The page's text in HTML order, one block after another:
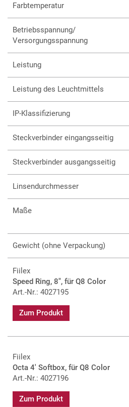
Farbtemperatur
Betriebsspannung/
Versorgungsspannung
Leistung
Leistung des Leuchtmittels
IP-Klassifizierung
Steckverbinder eingangsseitig
Steckverbinder ausgangsseitig
Linsendurchmesser
Maße
Gewicht (ohne Verpackung)
Fiilex
Speed Ring, 8", für Q8 Color
Art.-Nr.: 4027195
Zum Produkt
Fiilex
Octa 4' Softbox, für Q8 Color
Art.-Nr.: 4027196
Zum Produkt